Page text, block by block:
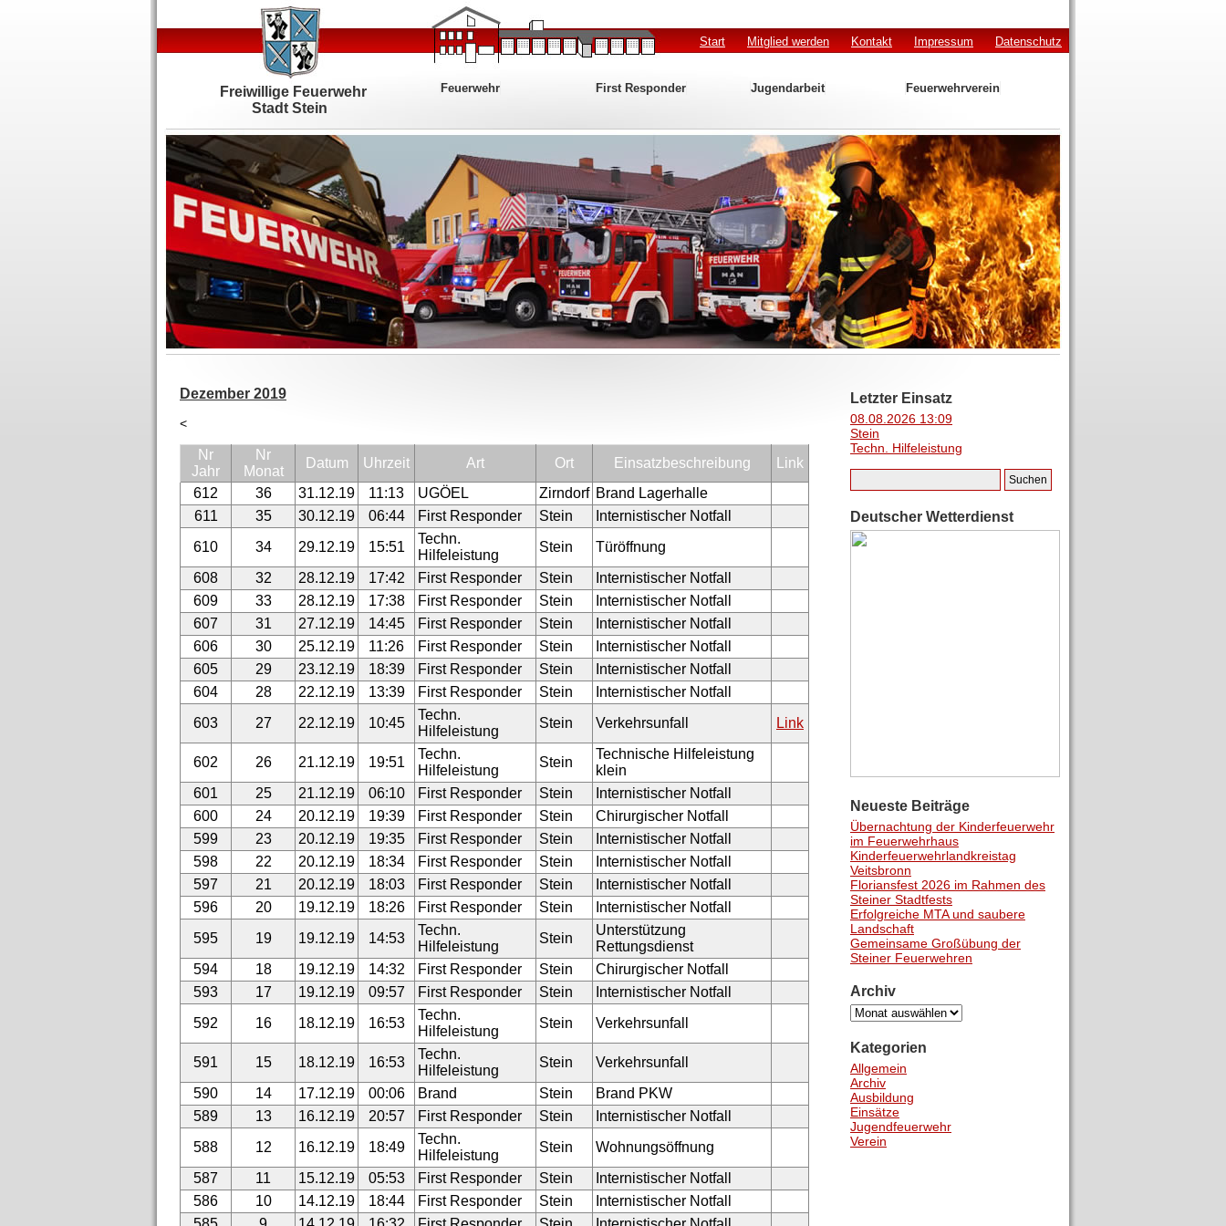
Start Mitglied werden Kontakt Impressum Datenschutz
Freiwillige Feuerwehr
Stadt Stein
Feuerwehrverein
Jugendarbeit
First Responder
Feuerwehr
Dezember 2019
<
Nr
Jahr
Nr
Monat
Datum Uhrzeit Art Ort Einsatzbeschreibung
Link
612
36 31.12.19 11:13 UGÖEL Zirndorf Brand Lagerhalle
611
35 30.12.19 06:44 First Responder Stein
Internistischer Notfall
610
34 29.12.19 15:51
Techn.
Hilfeleistung
Stein
Türöffnung
608
32 28.12.19 17:42 First Responder Stein
Internistischer Notfall
609
33 28.12.19 17:38 First Responder Stein
Internistischer Notfall
607
31 27.12.19 14:45 First Responder Stein
Internistischer Notfall
606
30 25.12.19 11:26 First Responder Stein
Internistischer Notfall
605
29 23.12.19 18:39 First Responder Stein
Internistischer Notfall
604
28 22.12.19 13:39 First Responder Stein
Internistischer Notfall
603
27 22.12.19 10:45
Techn.
Hilfeleistung
Stein Verkehrsunfall Link
602 26 21.12.19 19:51
Techn.
Hilfeleistung
Stein
Technische Hilfeleistung
klein
601
25 21.12.19 06:10 First Responder Stein
Internistischer Notfall
600
24 20.12.19 19:39 First Responder Stein
Chirurgischer Notfall
599
23 20.12.19 19:35 First Responder Stein
Internistischer Notfall
598
22 20.12.19 18:34 First Responder Stein
Internistischer Notfall
597
21 20.12.19 18:03 First Responder Stein
Internistischer Notfall
596
20 19.12.19 18:26 First Responder Stein
Internistischer Notfall
595
19 19.12.19 14:53
Techn.
Hilfeleistung
Stein
Unterstützung
Rettungsdienst
594
18 19.12.19 14:32 First Responder Stein
Chirurgischer Notfall
593
17 19.12.19 09:57 First Responder Stein
Internistischer Notfall
592
16 18.12.19 16:53
Techn.
Hilfeleistung
Stein Verkehrsunfall
591 15 18.12.19 16:53
Techn.
Hilfeleistung
Stein
Verkehrsunfall
590
14 17.12.19 00:06 Brand Stein
Brand PKW
589
13 16.12.19 20:57 First Responder Stein
Internistischer Notfall
588
12 16.12.19 18:49
Techn.
Hilfeleistung
Stein
Wohnungsöffnung
587
11 15.12.19 05:53 First Responder Stein
Internistischer Notfall
586
10 14.12.19 18:44 First Responder Stein
Internistischer Notfall
Letzter Einsatz
08.08.2026 13:09
Stein
Techn. Hilfeleistung
Deutscher Wetterdienst
Neueste Beiträge
Übernachtung der Kinderfeuerwehr
im Feuerwehrhaus
Kinderfeuerwehrlandkreistag
Veitsbronn
Floriansfest 2026 im Rahmen des
Steiner Stadtfests
Erfolgreiche MTA und saubere
Landschaft
Gemeinsame Großübung der
Steiner Feuerwehren
Archiv
Archiv
Kategorien
Allgemein
Archiv
Ausbildung
Einsätze
Jugendfeuerwehr
Verein